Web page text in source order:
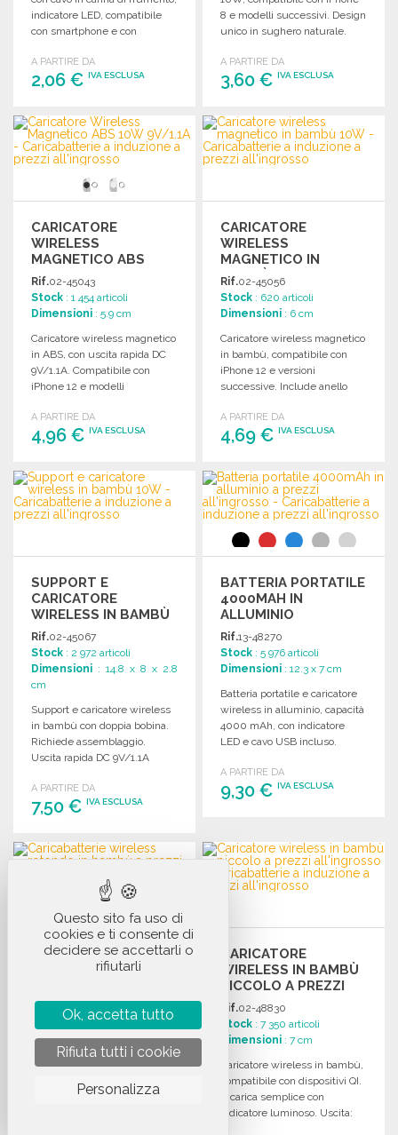
indicatore LED, compatibile
con smartphone e con
A PARTIRE DA
2,06 € IVA ESCLUSA
ORDINARE
Richiedi un preventivo
8 e modelli successivi. Design
unico in sughero naturale.
A PARTIRE DA
3,60 €IVA ESCLUSA
ORDINARE
Richiedi un preventivo
CARICATORE
WIRELESS
MAGNETICO ABS
10W 9V/1.1A A
PREZZI
ALL'INGROSSO
Rif.02-45043
Stock : 1 454 articoli
Dimensioni : 5.9 cm
Caricatore wireless magnetico
in ABS, con uscita rapida DC
9V/1.1A. Compatibile con
iPhone 12 e modelli
A PARTIRE DA
4,96 € IVA ESCLUSA
ORDINARE
Richiedi un preventivo
CARICATORE
WIRELESS
MAGNETICO IN
BAMBÙ 10W A PREZZI
ALL'INGROSSO
Rif.02-45056
Stock : 620 articoli
Dimensioni : 6 cm
Caricatore wireless magnetico
in bambù, compatibile con
iPhone 12 e versioni
successive. Include anello
Ricarica rapida 10W.
A PARTIRE DA
4,69 €IVA ESCLUSA
ORDINARE
Richiedi un preventivo
SUPPORT E
CARICATORE
WIRELESS IN BAMBÙ
10W A PREZZI
ALL'INGROSSO
Rif.02-45067
Stock : 2 972 articoli
Dimensioni : 14.8 x 8 x 2.8
cm
Support e caricatore wireless
in bambù con doppia bobina.
Richiede assemblaggio.
Uscita rapida DC 9V/1.1A
Android e iPhone.
A PARTIRE DA
7,50 € IVA ESCLUSA
ORDINARE
BATTERIA PORTATILE
4000MAH IN
ALLUMINIO
Rif.13-48270
Stock : 5 976 articoli
Dimensioni : 12.3 x 7 cm
Batteria portatile e caricatore
wireless in alluminio, capacità
4000 mAh, con indicatore
LED e cavo USB incluso.
A PARTIRE DA
9,30 €IVA ESCLUSA
Richiedi un preventivo
CARICABATTERIE
WIRELESS ROTONDO
ALL'INGROSSO
Rif.
02-48829
Stock
: 3 962 articoli
Dimensioni: 120 x 102 x 17
Caricatore wireless rotondo in
bambù, compatibile con
CARICATORE
WIRELESS IN BAMBÙ
PICCOLO A PREZZI
ALL'INGROSSO
Rif.02-48830
Stock : 7 350 articoli
Dimensioni : 7 cm
Caricatore wireless in bambù,
compatibile con dispositivi QI.
Ricarica semplice con
indicatore luminoso. Uscita:
Questo sito fa uso di
cookies e ti consente di
decidere se accettarli o
rifiutarli
Ok, accetta tutto
Rifiuta tutti i cookie
Personalizza